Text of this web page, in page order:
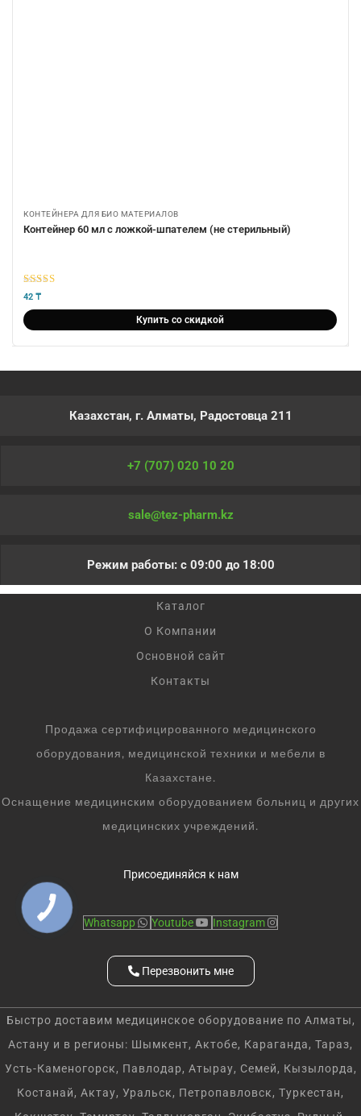
КОНТЕЙНЕРА ДЛЯ БИО МАТЕРИАЛОВ
Контейнер 60 мл с ложкой-шпателем (не стерильный)
5из 5
42 ₸
Купить со скидкой
Казахстан, г. Алматы, Радостовца 211
+7 (707) 020 10 20
sale@tez-pharm.kz
Режим работы: с 09:00 до 18:00
Каталог
О Компании
Основной сайт
Контакты
Продажа сертифицированного медицинского
оборудования, медицинской техники и мебели в
Казахстане.
Оснащение медицинским оборудованием больниц и других
медицинских учреждений.
Присоединяйся к нам
Whatsapp Youtube Instagram
Перезвонить мне
Быстро доставим медицинское оборудование по Алматы,
Астану и в регионы: Шымкент, Актобе, Караганда, Тараз,
Усть-Каменогорск, Павлодар, Атырау, Семей, Кызылорда,
Костанай, Актау, Уральск, Петропавловск, Туркестан,